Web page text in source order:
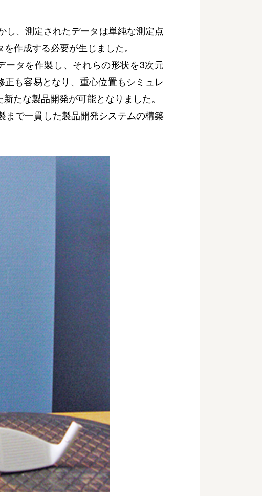
、測定されたデータは単純な測定点
作成する必要が生じました。
タを作製し、それらの形状を3次元
も容易となり、重心位置もシミュレ
たな製品開発が可能となりました。
で一貫した製品開発システムの構築